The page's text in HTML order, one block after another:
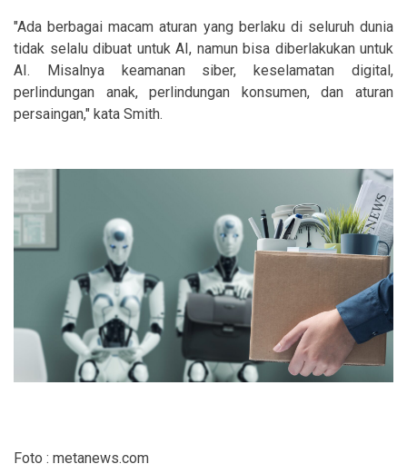
"Ada berbagai macam aturan yang berlaku di seluruh dunia
tidak selalu dibuat untuk AI, namun bisa diberlakukan untuk
AI. Misalnya keamanan siber, keselamatan digital,
perlindungan anak, perlindungan konsumen, dan aturan
persaingan," kata Smith.
Foto : metanews.com